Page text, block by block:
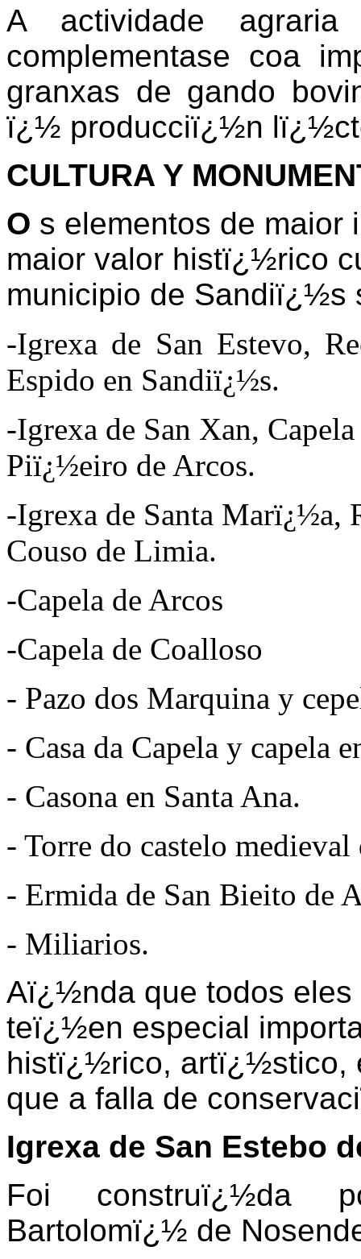
A actividade agraria
complementase coa
granxas de gando
ï¿½ producciï¿½n
CULTURA Y
O s elementos de
maior valor histï¿½rico
municipio de Sandiï¿½s
-Igrexa de San Estevo,
Espido en Sandiï¿½s.
-Igrexa de San Xan,
Piï¿½eiro de Arcos.
-Igrexa de Santa Marï¿½a,
Couso de Limia.
-Capela de Arcos
-Capela de Coalloso
- Pazo dos Marquina y
- Casa da Capela y capela
- Casona en Santa Ana.
- Torre do castelo medieval
- Ermida de San Bieito de
- Miliarios.
Aï¿½nda que todos eles
teï¿½en especial
histï¿½rico, artï¿½stico,
que a falla de
Igrexa de San Estebo
Foi construï¿½da
Bartolomï¿½ de